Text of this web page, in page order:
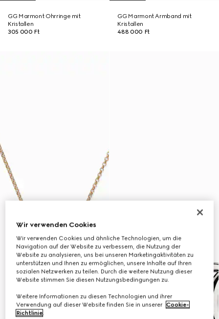
GG Marmont Ohrringe mit
Kristallen
305 000 Ft
GG Marmont Armband mit
Kristallen
488 000 Ft
Wir verwenden Cookies
Wir verwenden Cookies und ähnliche Technologien, um die
Navigation auf der Website zu verbessern, die Nutzung der
Website zu analysieren, uns bei unseren Marketingaktivitäten zu
unterstützen und Ihnen zu ermöglichen, unsere Inhalte auf Ihren
sozialen Netzwerken zu teilen. Durch die weitere Nutzung dieser
Website stimmen Sie diesen Nutzungsbedingungen zu.
Weitere Informationen zu diesen Technologien und ihrer
Verwendung auf dieser Website finden Sie in unserer Cookie-
Richtlinie.